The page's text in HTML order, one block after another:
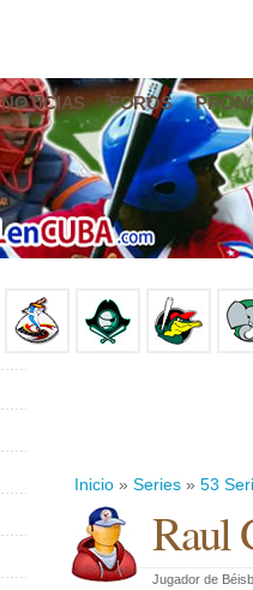
NOTICIAS FOROS
Inicio » Series » 53
Raul
Jugador de